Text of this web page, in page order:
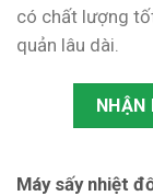
có chất lượng
quản lâu dài.
NHẬN
Máy sấy nhiệt